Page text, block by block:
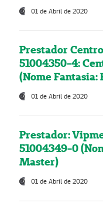
01 de Abril de 2020
Prestador
51004350-4:
(Nome
01 de Abril de 2020
Prestador:
51004349-0
Master)
01 de Abril de 2020